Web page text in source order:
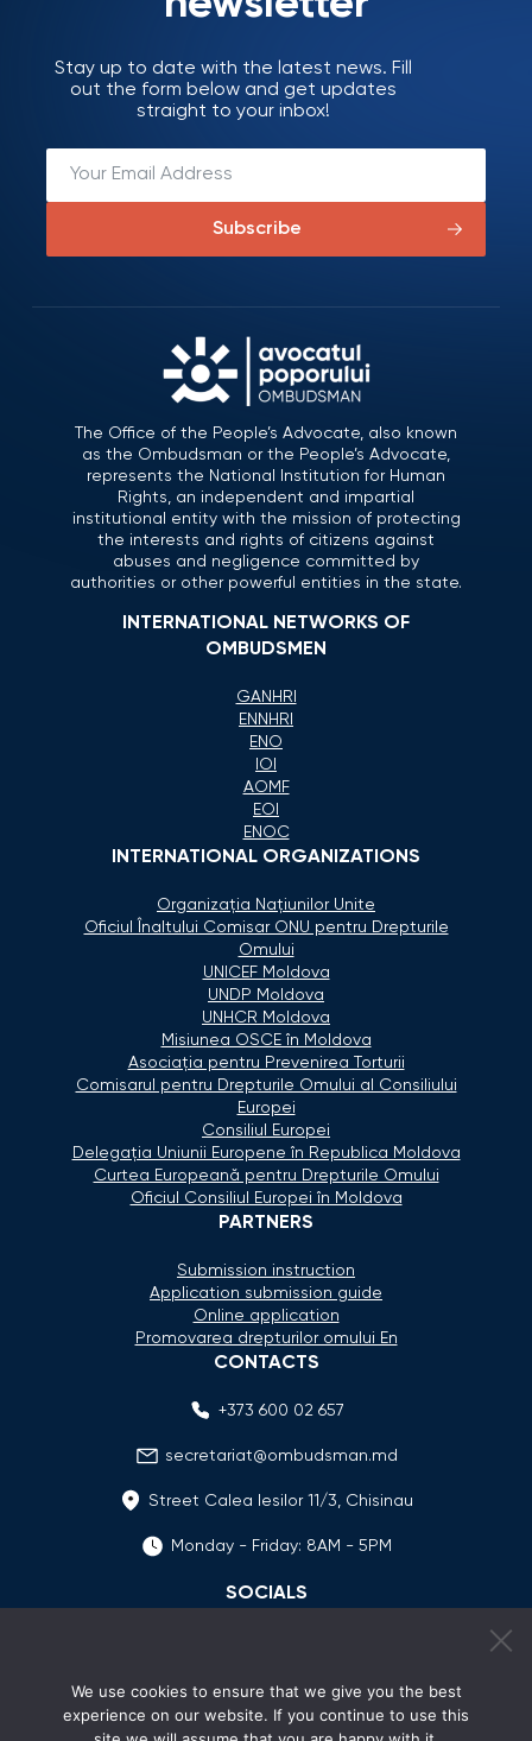
Stay up to date with the latest news. Fill
out the form below and get updates
straight to your inbox!
Subscribe
The Office of the People’s Advocate, also known
as the Ombudsman or the People’s Advocate,
represents the National Institution for Human
Rights, an independent and impartial
institutional entity with the mission of protecting
the interests and rights of citizens against
abuses and negligence committed by
authorities or other powerful entities in the state.
INTERNATIONAL NETWORKS OF
OMBUDSMEN
GANHRI
ENNHRI
ENO
IOI
AOMF
EOI
ENOC
INTERNATIONAL ORGANIZATIONS
Organizaţia Naţiunilor Unite
Oficiul Înaltului Comisar ONU pentru Drepturile
Omului
UNICEF Moldova
UNDP Moldova
UNHCR Moldova
Misiunea OSCE în Moldova
Asociaţia pentru Prevenirea Torturii
Comisarul pentru Drepturile Omului al Consiliului
Europei
Consiliul Europei
Delegaţia Uniunii Europene în Republica Moldova
Curtea Europeană pentru Drepturile Omului
Oficiul Consiliul Europei în Moldova
PARTNERS
Submission instruction
Application submission guide
Online application
Promovarea drepturilor omului En
CONTACTS
+373 600 02 657
secretariat@ombudsman.md
Street Calea Iesilor 11/3, Chisinau
Monday - Friday: 8AM - 5PM
SOCIALS
We use cookies to ensure that we give you the best
experience on our website. If you continue to use this